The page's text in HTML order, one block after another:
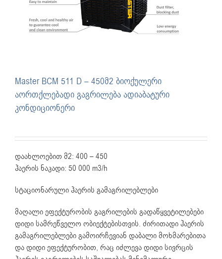
Master BCM 511 D – 450მ2 ბიოქულერი
აორთქლებადი გაგრილება ადიაბატური
კონდიციონერი
დაახლოებით მ2: 400 – 450
ჰაერის ნაკადი: 50 000 m3/h
სტაციონარული ჰაერის გამაგრილებლები
მაღალი ეფექტურობის გაგრილების გადაწყვეტილებები
დიდი სამრეწველო ობიექტებისთვის. ძირითადი ჰაერის
გამაგრილებლები გამოირჩევიან დაბალი მოხმარებითა
და დიდი ეფექტურობით, რაც იძლევა დიდი სივრცის